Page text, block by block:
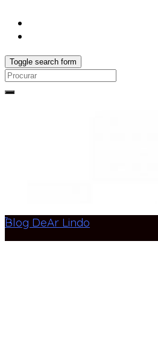
Toggle search form
Search
Blog DeAr Lindo